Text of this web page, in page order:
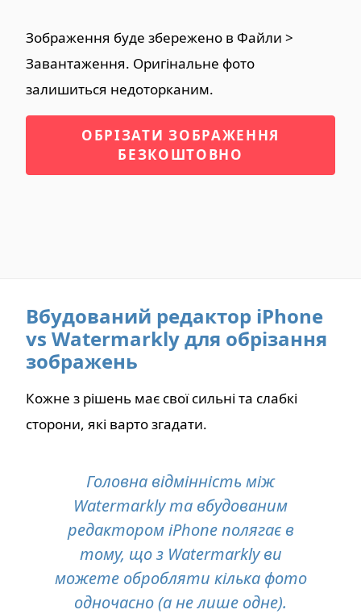
Зображення буде збережено в Файли >
Завантаження. Оригінальне фото
залишиться недоторканим.
ОБРІЗАТИ ЗОБРАЖЕННЯ
БЕЗКОШТОВНО
Вбудований редактор iPhone
vs Watermarkly для обрізання
зображень
Кожне з рішень має свої сильні та слабкі
сторони, які варто згадати.
Головна відмінність між
Watermarkly та вбудованим
редактором iPhone полягає в
тому, що з Watermarkly ви
можете обробляти кілька фото
одночасно (а не лише одне).